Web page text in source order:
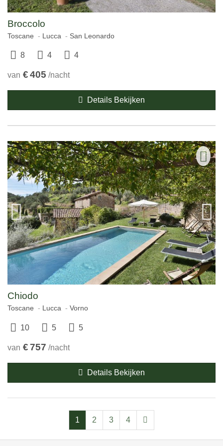
Broccolo
Toscane Lucca San Leonardo
8 4 4
van €405 /nacht
Details Bekijken
Chiodo
Toscane Lucca Vorno
10 5 5
van €757 /nacht
Details Bekijken
1 2 3 4